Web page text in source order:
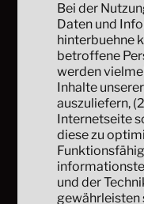
Bei der
Daten und
hinterbuehne
betroffene
werden
Inhalte
auszuliefern,
Internetseite
diese zu
und der
gewährleisten